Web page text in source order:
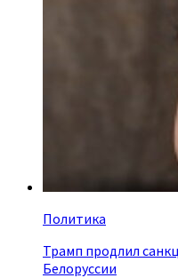
Политика
Трамп продлил
Белоруссии